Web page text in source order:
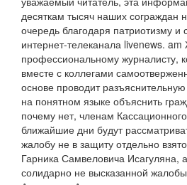
десяткам тысяч наших сограждан
очередь благодаря патриотизму и
интернет-телеканала livenews.
профессиональному журналисту,
вместе с коллегами
основе проводит
на понятном языке объяснить
почему нет, членам
ближайшие дни будут
жалобу не в защиту отдельно
Гарника Самвеловича Исагуляна,
солидарно не высказанной